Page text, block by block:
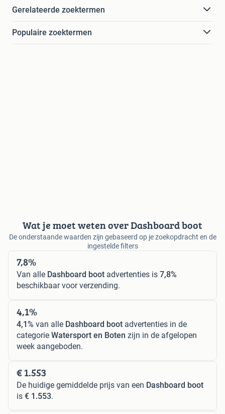
Gerelateerde zoektermen
Populaire zoektermen
Wat je moet weten over Dashboard boot
De onderstaande waarden zijn gebaseerd op je zoekopdracht en de
ingestelde filters
7,8%
Van alle Dashboard boot advertenties is 7,8%
beschikbaar voor verzending.
4,1%
4,1% van alle Dashboard boot advertenties in de
categorie Watersport en Boten zijn in de afgelopen
week aangeboden.
€ 1.553
De huidige gemiddelde prijs van een Dashboard boot
is € 1.553.